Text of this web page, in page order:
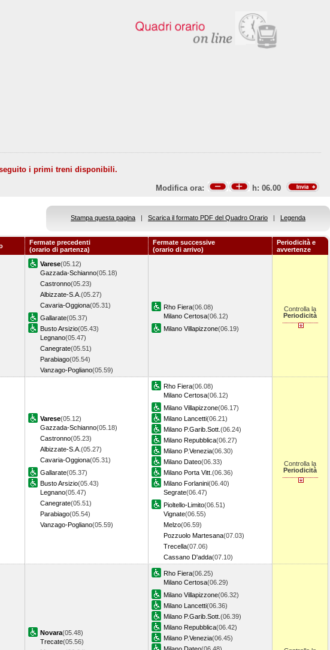
i primi treni disponibili.
Modifica ora: h: 06.00
Stampa questa pagina | Scarica il formato PDF del Quadro Orario | Legenda
Fermate precedenti
(orario di partenza)
Fermate successive
(orario di arrivo)
Periodicità e
avvertenze
Varese(05.12)
Gazzada-Schianno(05.18)
Castronno(05.23)
Albizzate-S.A. (05.27)
Cavaria-Oggiona(05.31)
Gallarate(05.37)
Busto Arsizio(05.43)
Legnano(05.47)
Canegrate(05.51)
Parabiago(05.54)
Vanzago-Pogliano(05.59)
Rho Fiera(06.08)
Milano Certosa(06.12)
Milano Villapizzone(06.19)
Controlla la
Periodicità
Varese(05.12)
Gazzada-Schianno(05.18)
Castronno(05.23)
Albizzate-S.A. (05.27)
Cavaria-Oggiona(05.31)
Gallarate(05.37)
Busto Arsizio(05.43)
Legnano(05.47)
Canegrate(05.51)
Parabiago(05.54)
Vanzago-Pogliano(05.59)
Rho Fiera(06.08)
Milano Certosa(06.12)
Milano Villapizzone(06.17)
Milano Lancetti(06.21)
Milano P.Garib.Sott. (06.24)
Milano Repubblica(06.27)
Milano P.Venezia(06.30)
Milano Dateo(06.33)
Milano Porta Vitt. (06.36)
Milano Forlanini(06.40)
Segrate(06.47)
Pioltello-Limito(06.51)
Vignate(06.55)
Melzo(06.59)
Pozzuolo Martesana(07.03)
Trecella(07.06)
Cassano D'adda(07.10)
Controlla la
Periodicità
Novara(05.48)
Trecate(05.56)
Rho Fiera(06.25)
Milano Certosa(06.29)
Milano Villapizzone(06.32)
Milano Lancetti(06.36)
Milano P.Garib.Sott. (06.39)
Milano Repubblica(06.42)
Milano P.Venezia(06.45)